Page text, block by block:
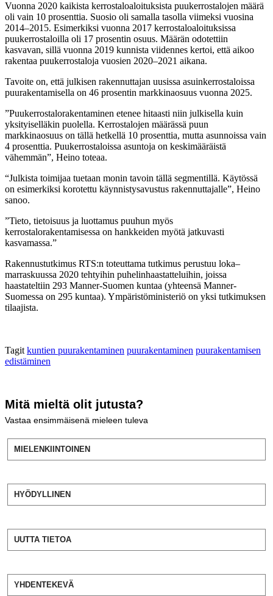
Vuonna 2020 kaikista kerrostaloaloituksista puukerrostalojen määrä
oli vain 10 prosenttia. Suosio oli samalla tasolla viimeksi vuosina
2014–2015. Esimerkiksi vuonna 2017 kerrostaloaloituksissa
puukerrostaloilla oli 17 prosentin osuus. Määrän odotettiin
kasvavan, sillä vuonna 2019 kunnista viidennes kertoi, että aikoo
rakentaa puukerrostaloja vuosien 2020–2021 aikana.
Tavoite on, että julkisen rakennuttajan uusissa asuinkerrostaloissa
puurakentamisella on 46 prosentin markkinaosuus vuonna 2025.
”Puukerrostalorakentaminen etenee hitaasti niin julkisella kuin
yksityiselläkin puolella. Kerrostalojen määrässä puun
markkinaosuus on tällä hetkellä 10 prosenttia, mutta asunnoissa vain
4 prosenttia. Puukerrostaloissa asuntoja on keskimääräistä
vähemmän”, Heino toteaa.
“Julkista toimijaa tuetaan monin tavoin tällä segmentillä. Käytössä
on esimerkiksi korotettu käynnistysavustus rakennuttajalle”, Heino
sanoo.
”Tieto, tietoisuus ja luottamus puuhun myös
kerrostalorakentamisessa on hankkeiden myötä jatkuvasti
kasvamassa.”
Rakennustutkimus RTS:n toteuttama tutkimus perustuu loka–
marraskuussa 2020 tehtyihin puhelinhaastatteluihin, joissa
haastateltiin 293 Manner-Suomen kuntaa (yhteensä Manner-
Suomessa on 295 kuntaa). Ympäristöministeriö on yksi tutkimuksen
tilaajista.
Tagit kuntien puurakentaminen puurakentaminen puurakentamisen
edistäminen
Mitä mieltä olit jutusta?
Vastaa ensimmäisenä mieleen tuleva
MIELENKIINTOINEN
HYÖDYLLINEN
UUTTA TIETOA
YHDENTEKEVÄ